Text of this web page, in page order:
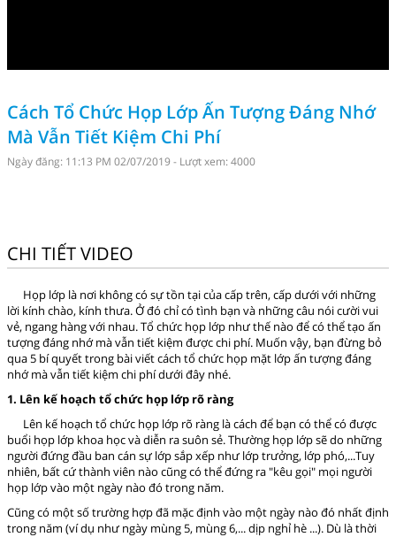
Cách Tổ Chức Họp Lớp Ấn Tượng Đáng Nhớ
Mà Vẫn Tiết Kiệm Chi Phí
Ngày đăng: 11:13 PM 02/07/2019 - Lượt xem: 4000
CHI TIẾT VIDEO
Họp lớp là nơi không có sự tồn tại của cấp trên, cấp dưới với những
lời kính chào, kính thưa. Ở đó chỉ có tình bạn và những câu nói cười vui
vẻ, ngang hàng với nhau. Tổ chức họp lớp như thế nào để có thể tạo ấn
tượng đáng nhớ mà vẫn tiết kiệm được chi phí. Muốn vậy, bạn đừng bỏ
qua 5 bí quyết trong bài viết cách tổ chức họp mặt lớp ấn tượng đáng
nhớ mà vẫn tiết kiệm chi phí dưới đây nhé.
1. Lên kế hoạch tổ chức họp lớp rõ ràng
Lên kế hoạch tổ chức họp lớp rõ ràng là cách để bạn có thể có được
buổi họp lớp khoa học và diễn ra suôn sẻ. Thường họp lớp sẽ do những
người đứng đầu ban cán sự lớp sắp xếp như lớp trưởng, lớp phó,...Tuy
nhiên, bất cứ thành viên nào cũng có thể đứng ra "kêu gọi" mọi người
họp lớp vào một ngày nào đó trong năm.
Cũng có một số trường hợp đã mặc định vào một ngày nào đó nhất định
trong năm (ví dụ như ngày mùng 5, mùng 6,... dịp nghỉ hè ...). Dù là thời